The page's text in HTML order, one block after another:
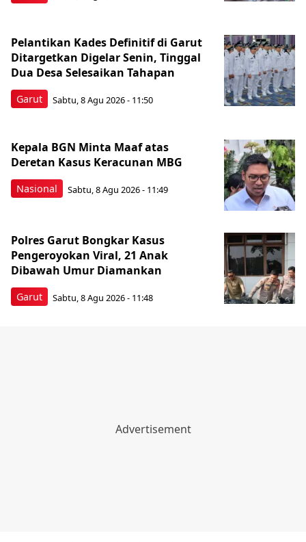
Garut
Pelantikan Kades Definitif di Garut
Ditargetkan Digelar Senin, Tinggal
Dua Desa Selesaikan Tahapan
Sabtu, 8 Agu 2026 - 11:50
Nasional
Kepala BGN Minta Maaf atas
Deretan Kasus Keracunan MBG
Sabtu, 8 Agu 2026 - 11:49
Garut
Polres Garut Bongkar Kasus
Pengeroyokan Viral, 21 Anak
Dibawah Umur Diamankan
Sabtu, 8 Agu 2026 - 11:48